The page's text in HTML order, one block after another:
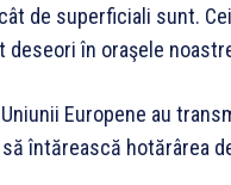
de superficiali sunt.
în oraşele
Europene au
întărească hotărârea